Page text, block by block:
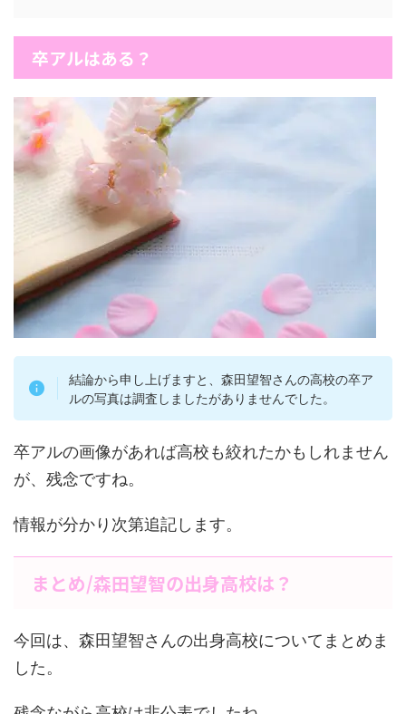
卒アルはある？
結論から申し上げますと、森田望智さんの高校の卒ア
ルの写真は調査しましたがありませんでした。
卒アルの画像があれば高校も絞れたかもしれません
が、残念ですね。
情報が分かり次第追記します。
まとめ/森田望智の出身高校は？
今回は、森田望智さんの出身高校についてまとめま
した。